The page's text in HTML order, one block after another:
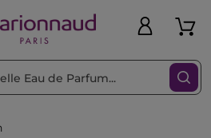
Filtrovať